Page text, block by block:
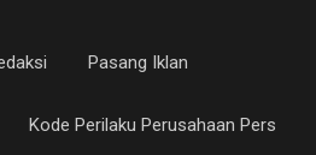
Pasang Iklan
Kode Perilaku Perusahaan Pers